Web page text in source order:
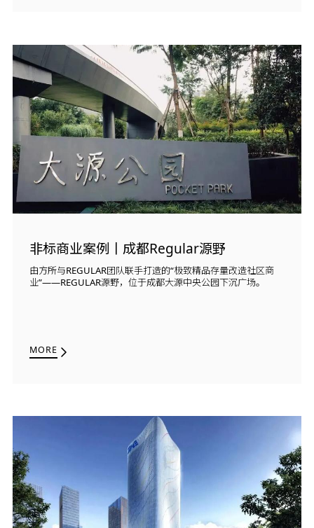
非标商业案例丨成都Regular源野
由方所与REGULAR团队联手打造的“极致精品存量改造社区商
业”——REGULAR源野，位于成都大源中央公园下沉广场。
MORE